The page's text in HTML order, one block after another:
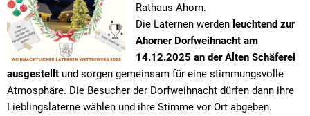
Rathaus Ahorn.
Die Laternen werden leuchtend zur
Ahorner Dorfweihnacht am
14.12.2025 an der Alten Schäferei
ausgestellt und sorgen gemeinsam für eine stimmungsvolle
Atmosphäre. Die Besucher der Dorfweihnacht dürfen dann ihre
Lieblingslaterne wählen und ihre Stimme vor Ort abgeben.